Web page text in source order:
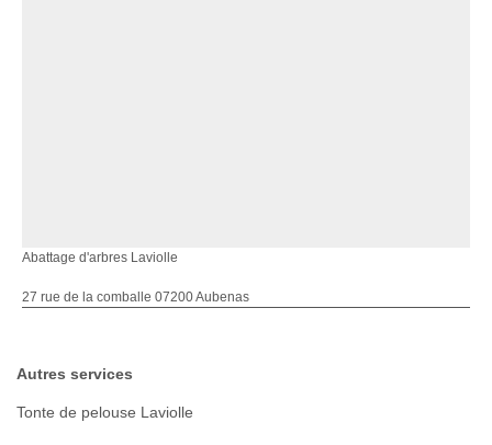
Abattage d'arbres Laviolle
27 rue de la comballe 07200 Aubenas
Autres services
Tonte de pelouse Laviolle